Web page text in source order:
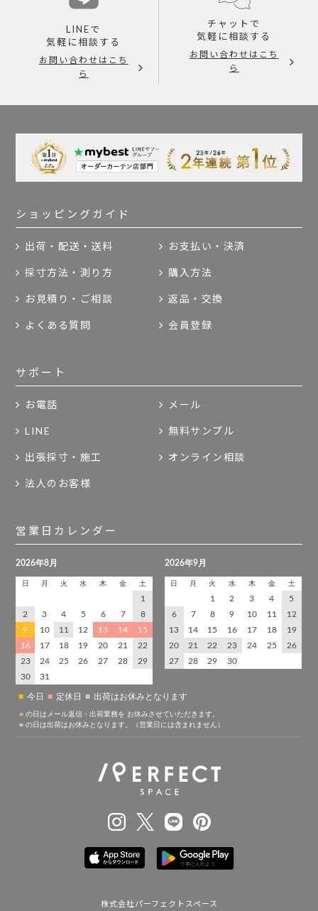
LINEで
気軽に相談する
お問い合わせはこち
ら
チャットで
気軽に相談する
お問い合わせはこち
ら
ショッピングガイド
出荷・配送・送料 お支払い・決済
採寸方法・測り方 購入方法
お見積り・ご相談 返品・交換
よくある質問 会員登録
サポート
お電話 メール
LINE 無料サンプル
出張採寸・施工 オンライン相談
法人のお客様
営業日カレンダー
株式会社パーフェクトスペース